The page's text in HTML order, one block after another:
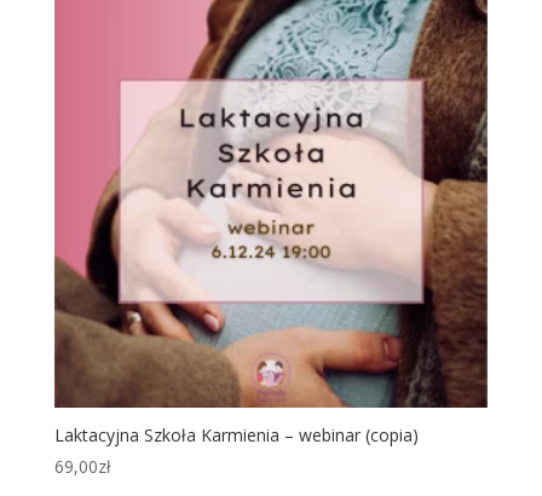
Laktacyjna Szkoła Karmienia – webinar (copia)
69,00zł